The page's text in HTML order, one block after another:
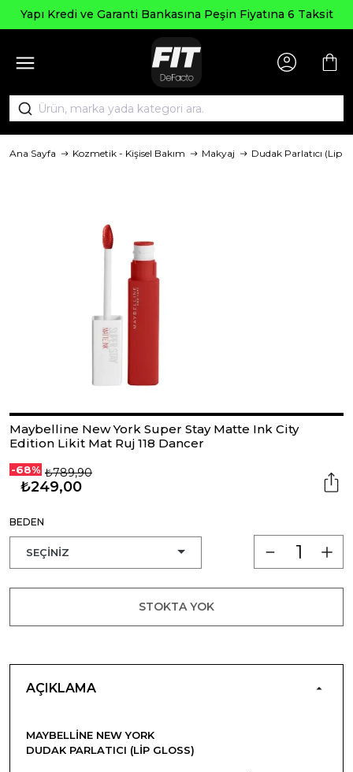
Yapı Kredi ve Garanti Bankasına Peşin Fiyatına 6 Taksit
Ana Sayfa Kozmetik - Kişisel Bakım Makyaj Dudak Parlatıcı (Lip
Maybelline New York Super Stay Matte Ink City
Edition Likit Mat Ruj 118 Dancer
-68% ₺789,90
₺249,00
BEDEN
STOKTA YOK
AÇIKLAMA
MAYBELLINE NEW YORK
DUDAK PARLATICI (LIP GLOSS)